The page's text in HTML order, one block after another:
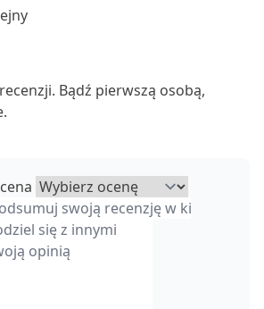
Bądź pierwszą osobą,